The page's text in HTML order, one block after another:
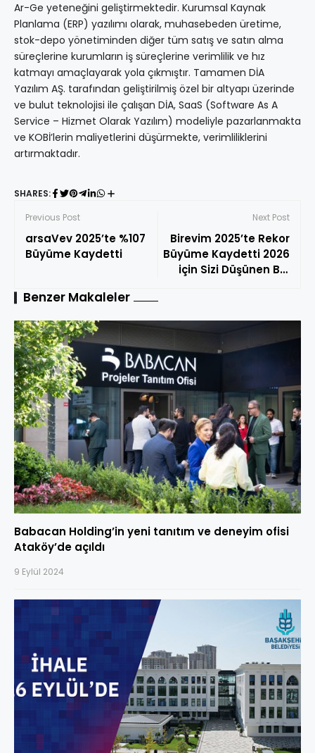
Ar-Ge yeteneğini geliştirmektedir. Kurumsal Kaynak
Planlama (ERP) yazılımı olarak, muhasebeden üretime,
stok-depo yönetiminden diğer tüm satış ve satın alma
süreçlerine kurumların iş süreçlerine verimlilik ve hız
katmayı amaçlayarak yola çıkmıştır. Tamamen DİA
Yazılım AŞ. tarafından geliştirilmiş özel bir altyapı üzerinde
ve bulut teknolojisi ile çalışan DİA, SaaS (Software As A
Service – Hizmet Olarak Yazılım) modeliyle pazarlanmakta
ve KOBİ’lerin maliyetlerini düşürmekte, verimliliklerini
artırmaktadır.
SHARES:
Previous Post
arsaVev 2025’te %107
Büyüme Kaydetti
Next Post
Birevim 2025’te Rekor
Büyüme Kaydetti 2026
için Sizi Düşünen Biri
Benzer Makaleler
Babacan Holding’in yeni tanıtım ve deneyim ofisi
Ataköy’de açıldı
9 Eylül 2024